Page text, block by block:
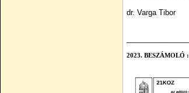
dr. Varga Tibor
2023. BESZÁMOLÓ :